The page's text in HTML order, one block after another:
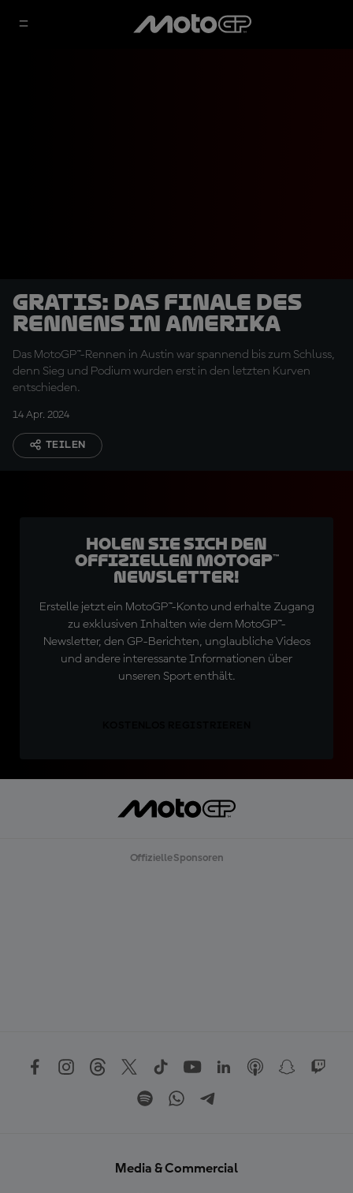
GRATIS: Das Finale des
Rennens in Amerika
Das MotoGP™-Rennen in Austin war spannend bis zum Schluss,
denn Sieg und Podium wurden erst in den letzten Kurven
entschieden.
14 Apr. 2024
TEILEN
Holen Sie sich den
offiziellen MotoGP™
Newsletter!
Erstelle jetzt ein MotoGP™-Konto und erhalte Zugang
zu exklusiven Inhalten wie dem MotoGP™-
Newsletter, den GP-Berichten, unglaubliche Videos
und andere interessante Informationen über
unseren Sport enthält.
Offizielle Sponsoren
Media & Commercial